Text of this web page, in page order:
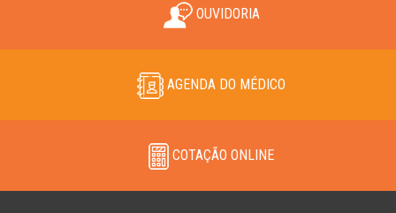
OUVIDORIA
AGENDA DO MÉDICO
COTAÇÃO ONLINE